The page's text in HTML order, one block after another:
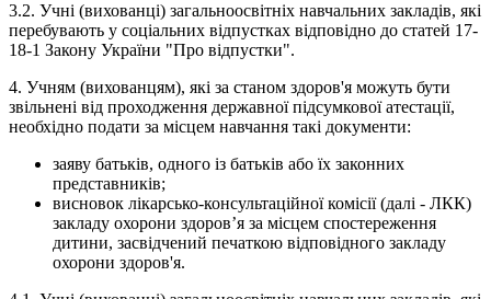
3.2. Учні (вихованці) загальноосвітніх навчальних закладів, які
перебувають у соціальних відпустках відповідно до статей 17-
18-1 Закону України "Про відпустки".
4. Учням (вихованцям), які за станом здоров'я можуть бути
звільнені від проходження державної підсумкової атестації,
необхідно подати за місцем навчання такі документи:
заяву батьків, одного із батьків або їх законних
представників;
висновок лікарсько-консультаційної комісії (далі - ЛКК)
закладу охорони здоров’я за місцем спостереження
дитини, засвідчений печаткою відповідного закладу
охорони здоров'я.